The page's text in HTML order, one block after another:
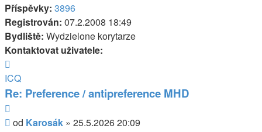
Příspěvky: 3896
Registrován: 07.2.2008 18:49
Bydliště: Wydzielone korytarze
Kontaktovat uživatele:
uživatele
Karosák
ICQ
Re: Preference / antipreference MHD
Příspěvek
od Karosák » 25.5.2026 20:09